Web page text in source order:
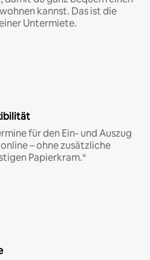
kannst. Das ist die
Untermiete.
für den Ein- und Auszug
– ohne zusätzliche
Papierkram.*